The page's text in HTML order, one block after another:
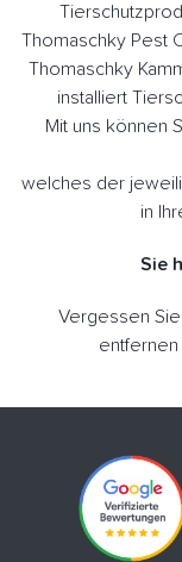
Thomaschky Pest
Thomaschky
installiert
Mit uns können
welches der
in
Sie
Vergessen
entfernen